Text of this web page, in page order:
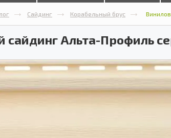
Сайдинг Корабельный брус
сайдинг Альта-Профиль